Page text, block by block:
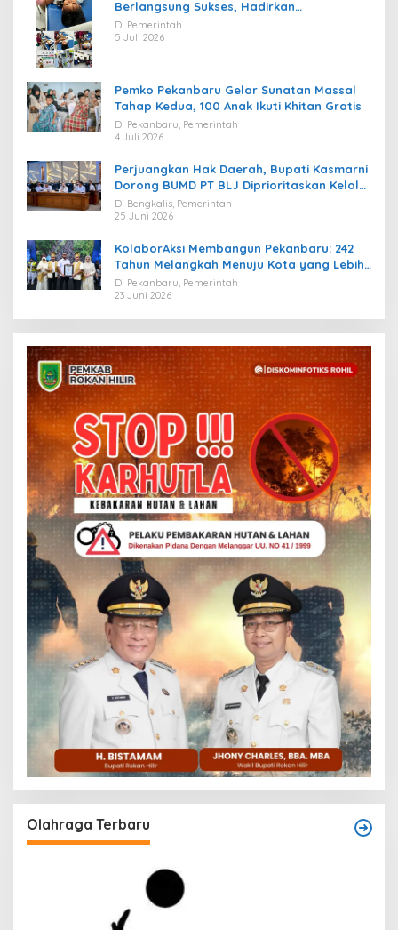
Berlangsung Sukses, Hadirkan
Kebahagiaan bagi Puluhan Anak
Di Pemerintah
5 Juli 2026
Pemko Pekanbaru Gelar Sunatan Massal
Tahap Kedua, 100 Anak Ikuti Khitan Gratis
Di Pekanbaru, Pemerintah
4 Juli 2026
Perjuangkan Hak Daerah, Bupati Kasmarni
Dorong BUMD PT BLJ Diprioritaskan Kelola
Migas
Di Bengkalis, Pemerintah
25 Juni 2026
KolaborAksi Membangun Pekanbaru: 242
Tahun Melangkah Menuju Kota yang Lebih
Maju
Di Pekanbaru, Pemerintah
23 Juni 2026
Olahraga Terbaru